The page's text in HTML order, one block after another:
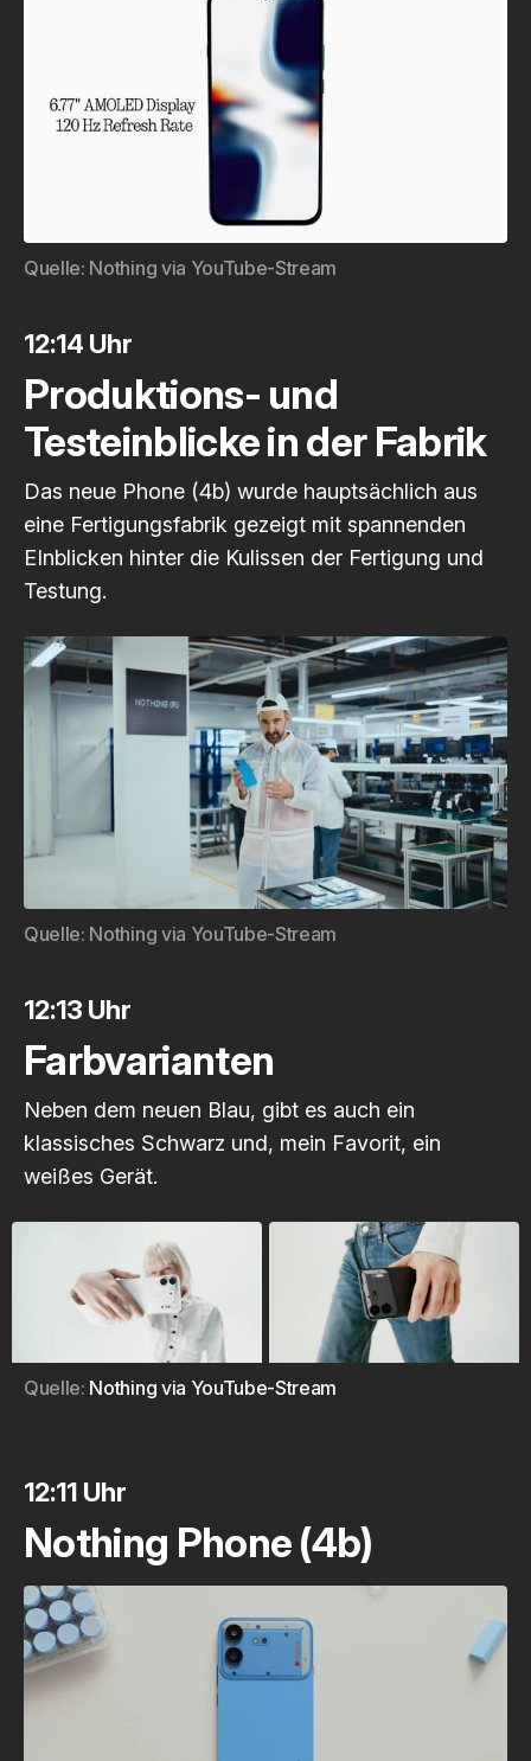
Quelle: Nothing via YouTube-Stream
12:14 Uhr
Produktions- und
Testeinblicke in der Fabrik
Das neue Phone (4b) wurde hauptsächlich aus
eine Fertigungsfabrik gezeigt mit spannenden
EInblicken hinter die Kulissen der Fertigung und
Testung.
Quelle: Nothing via YouTube-Stream
12:13 Uhr
Farbvarianten
Neben dem neuen Blau, gibt es auch ein
klassisches Schwarz und, mein Favorit, ein
weißes Gerät.
Quelle: Nothing via YouTube-Stream
12:11 Uhr
Nothing Phone (4b)